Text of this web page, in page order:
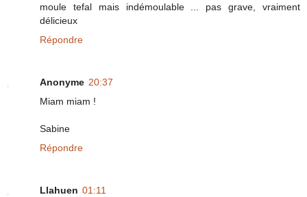
moule tefal mais indémoulable ... pas grave, vraiment
délicieux
Répondre
Anonyme 20:37
Miam miam !
Sabine
Répondre
Llahuen 01:11